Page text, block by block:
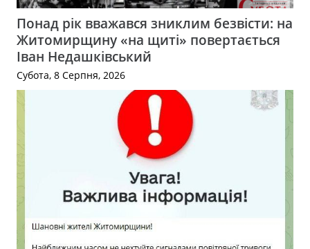
Понад рік вважався зниклим безвісти: на
Житомирщину «на щиті» повертається
Іван Недашківський
Субота, 8 Серпня, 2026